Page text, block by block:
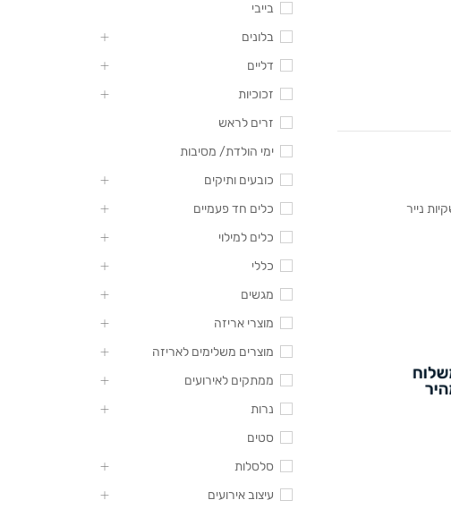
נייר
בייבי
בלונים
דליים
זכוכיות
זרים לראש
ימי הולדת/ מסיבות
כובעים ותיקים
כלים חד פעמיים
כלים למילוי
כללי
מגשים
מוצרי אריזה
מוצרים משלימים לאריזה
ממתקים לאירועים
נרות
סטים
סלסלות
עיצוב אירועים